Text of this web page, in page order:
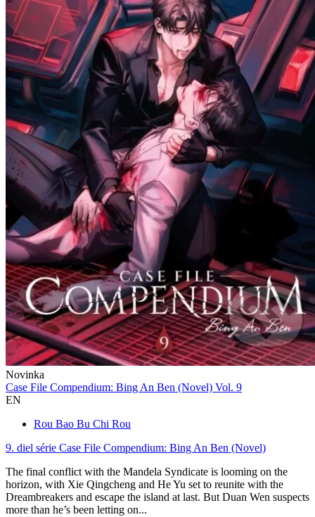
Novinka
Case File Compendium: Bing An Ben (Novel) Vol. 9
EN
Rou Bao Bu Chi Rou
9. diel série Case File Compendium: Bing An Ben (Novel)
The final conflict with the Mandela Syndicate is looming on the
horizon, with Xie Qingcheng and He Yu set to reunite with the
Dreambreakers and escape the island at last. But Duan Wen suspects
more than he’s been letting on...